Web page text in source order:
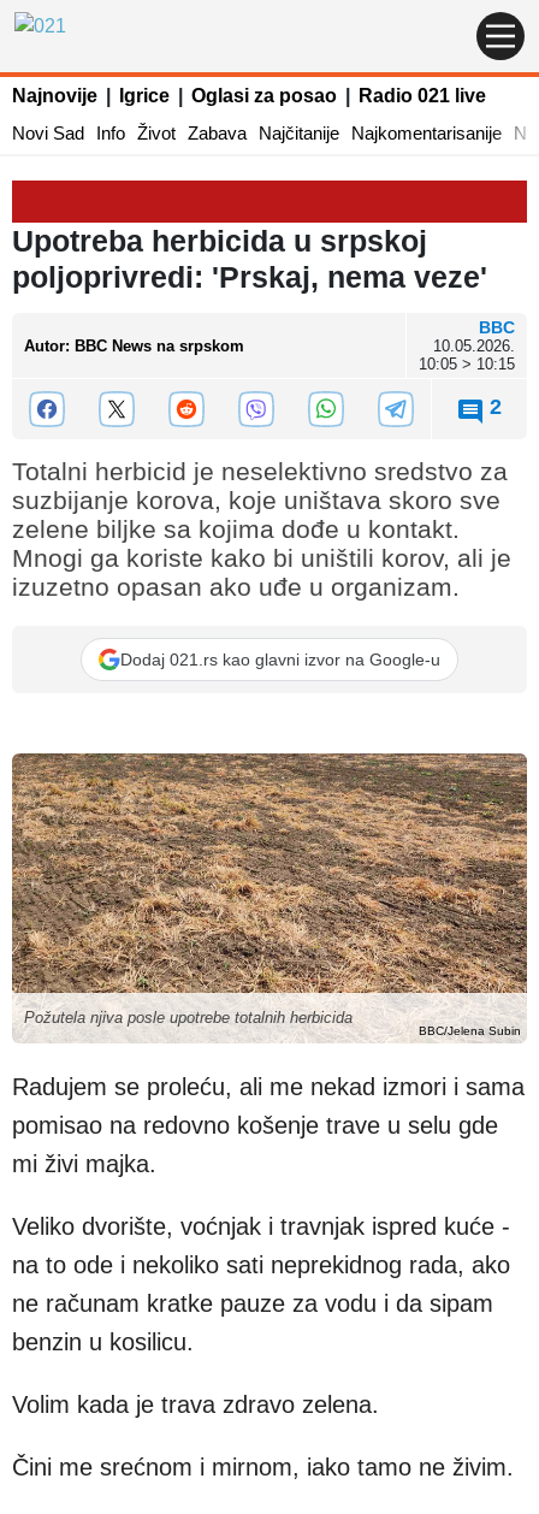
Najnovije Igrice Oglasi za posao
Radio 021 live
Novi Sad
Info Život Zabava Najčitanije Najkomentarisanije
Upotreba herbicida u srpskoj
poljoprivredi: 'Prskaj, nema veze'
Autor: BBC News na srpskom
BBC
10.05.2026.
10:05 > 10:15
2
Totalni herbicid je neselektivno sredstvo za
suzbijanje korova, koje uništava skoro sve
zelene biljke sa kojima dođe u kontakt.
Mnogi ga koriste kako bi uništili korov, ali je
izuzetno opasan ako uđe u organizam.
Dodaj 021.rs kao glavni izvor na Google-u
BBC/Jelena Subin
Požutela njiva posle upotrebe totalnih herbicida
Radujem se proleću, ali me nekad izmori i sama
pomisao na redovno košenje trave u selu gde
mi živi majka.
Veliko dvorište, voćnjak i travnjak ispred kuće -
na to ode i nekoliko sati neprekidnog rada, ako
ne računam kratke pauze za vodu i da sipam
benzin u kosilicu.
Volim kada je trava zdravo zelena.
Čini me srećnom i mirnom, iako tamo ne živim.